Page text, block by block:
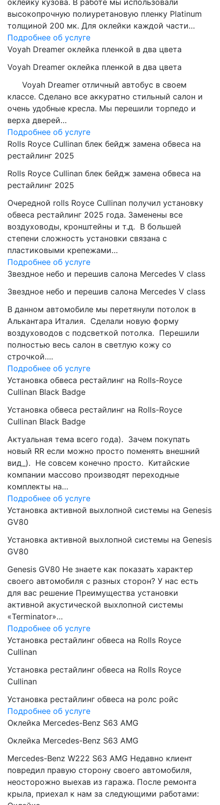
оклейку кузова. В работе мы использовали
высокопрочную полиуретановую пленку Platinum
толщиной 200 мк. Для оклейки каждой части…
Подробнее об услуге
Voyah Dreamer оклейка пленкой в два цвета
Voyah Dreamer оклейка пленкой в два цвета
Voyah Dreamer отличный автобус в своем
классе. Сделано все аккуратно стильный салон и
очень удобные кресла. Мы перешили торпедо и
верха дверей…
Подробнее об услуге
Rolls Royce Cullinan блек бейдж замена обвеса на
рестайлинг 2025
Rolls Royce Cullinan блек бейдж замена обвеса на
рестайлинг 2025
Очередной rolls Royce Cullinan получил установку
обвеса рестайлинг 2025 года. Заменены все
воздуховоды, кронштейны и т.д. В большей
степени сложность установки связана с
пластиковыми крепежами…
Подробнее об услуге
Звездное небо и перешив салона Mercedes V class
Звездное небо и перешив салона Mercedes V class
В данном автомобиле мы перетянули потолок в
Алькантара Италия. Сделали новую форму
воздуховодов с подсветкой потолка. Перешили
полностью весь салон в светлую кожу со
строчкой….
Подробнее об услуге
Установка обвеса рестайлинг на Rolls-Royce
Cullinan Black Badge
Установка обвеса рестайлинг на Rolls-Royce
Cullinan Black Badge
Актуальная тема всего года). Зачем покупать
новый RR если можно просто поменять внешний
вид_). Не совсем конечно просто. Китайские
компании массово производят переходные
комплекты на…
Подробнее об услуге
Установка активной выхлопной системы на Genesis
GV80
Установка активной выхлопной системы на Genesis
GV80
Genesis GV80 Не знаете как показать характер
своего автомобиля с разных сторон? У нас есть
для вас решение Преимущества установки
активной акустической выхлопной системы
«Terminator»…
Подробнее об услуге
Установка рестайлинг обвеса на Rolls Royce
Cullinan
Установка рестайлинг обвеса на Rolls Royce
Cullinan
Установка рестайлинг обвеса на ролс ройс
Подробнее об услуге
Оклейка Mercedes-Benz S63 AMG
Оклейка Mercedes-Benz S63 AMG
Mercedes-Benz W222 S63 AMG Недавно клиент
повредил правую сторону своего автомобиля,
неосторожно выехав из гаража. После ремонта
крыла, приехал к нам за следующими работами: